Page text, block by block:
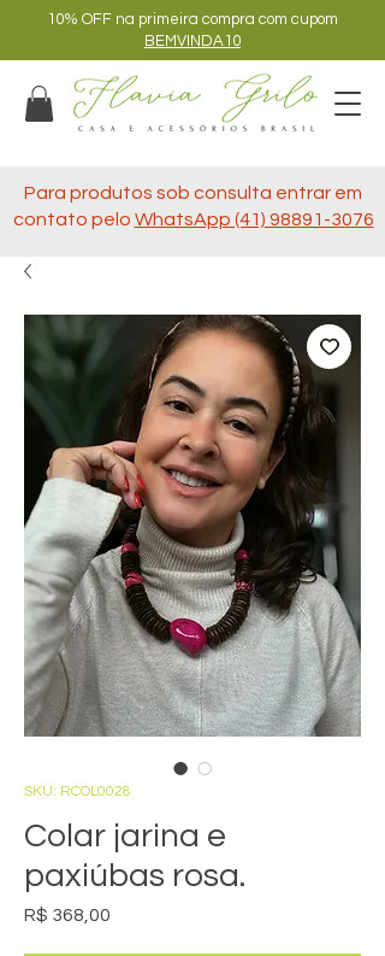
10% OFF na primeira compra com cupom
BEMVINDA10
Para produtos sob consulta entrar em
contato pelo WhatsApp (41) 98891-3076
SKU: RCOL0028
Colar jarina e
paxiúbas rosa.
R$ 368,00